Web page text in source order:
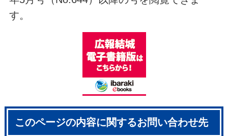
す。
このページの内容に関するお問い合わせ先